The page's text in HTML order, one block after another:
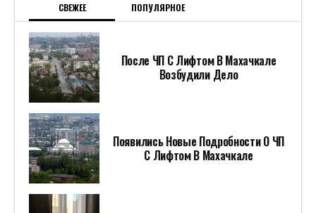
СВЕЖЕЕ ПОПУЛЯРНОЕ
После ЧП С Лифтом В Махачкале
Возбудили Дело
Появились Новые Подробности О ЧП
С Лифтом В Махачкале